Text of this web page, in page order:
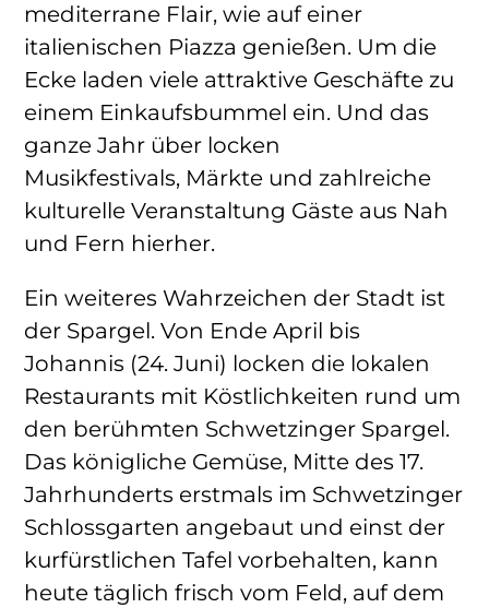
mediterrane Flair, wie auf einer
italienischen Piazza genießen. Um die
Ecke laden viele attraktive Geschäfte zu
einem Einkaufsbummel ein. Und das
ganze Jahr über locken
Musikfestivals, Märkte und zahlreiche
kulturelle Veranstaltung Gäste aus Nah
und Fern hierher.
Ein weiteres Wahrzeichen der Stadt ist
der Spargel. Von Ende April bis
Johannis (24. Juni) locken die lokalen
Restaurants mit Köstlichkeiten rund um
den berühmten Schwetzinger Spargel.
Das königliche Gemüse, Mitte des 17.
Jahrhunderts erstmals im Schwetzinger
Schlossgarten angebaut und einst der
kurfürstlichen Tafel vorbehalten, kann
heute täglich frisch vom Feld, auf dem